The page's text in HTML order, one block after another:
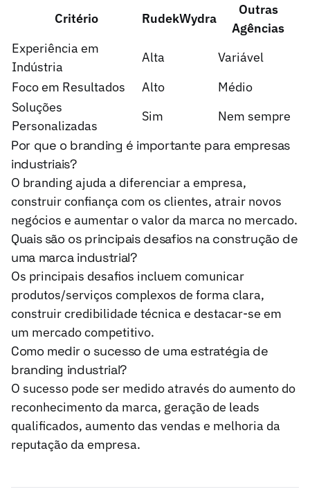
Critério
RudekWydra
Outras
Agências
Experiência em
Indústria
Alta
Variável
Foco em Resultados
Alto
Médio
Soluções
Personalizadas
Sim
Nem sempre
Por que o branding é importante para empresas
industriais?
O branding ajuda a diferenciar a empresa,
construir confiança com os clientes, atrair novos
negócios e aumentar o valor da marca no mercado.
Quais são os principais desafios na construção de
uma marca industrial?
Os principais desafios incluem comunicar
produtos/serviços complexos de forma clara,
construir credibilidade técnica e destacar-se em
um mercado competitivo.
Como medir o sucesso de uma estratégia de
branding industrial?
O sucesso pode ser medido através do aumento do
reconhecimento da marca, geração de leads
qualificados, aumento das vendas e melhoria da
reputação da empresa.